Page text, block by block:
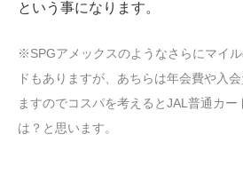
という事になります。
※SPGアメックスのようなさらにマイ
ドもありますが、あちらは年会費や入
ますのでコスパを考えるとJAL普通カ
は？と思います。